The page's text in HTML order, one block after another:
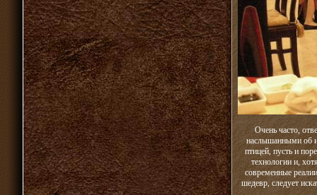
Очень часто,
наслышанными об
птицей, пусть и
технологии и,
современные
шедевр, следует